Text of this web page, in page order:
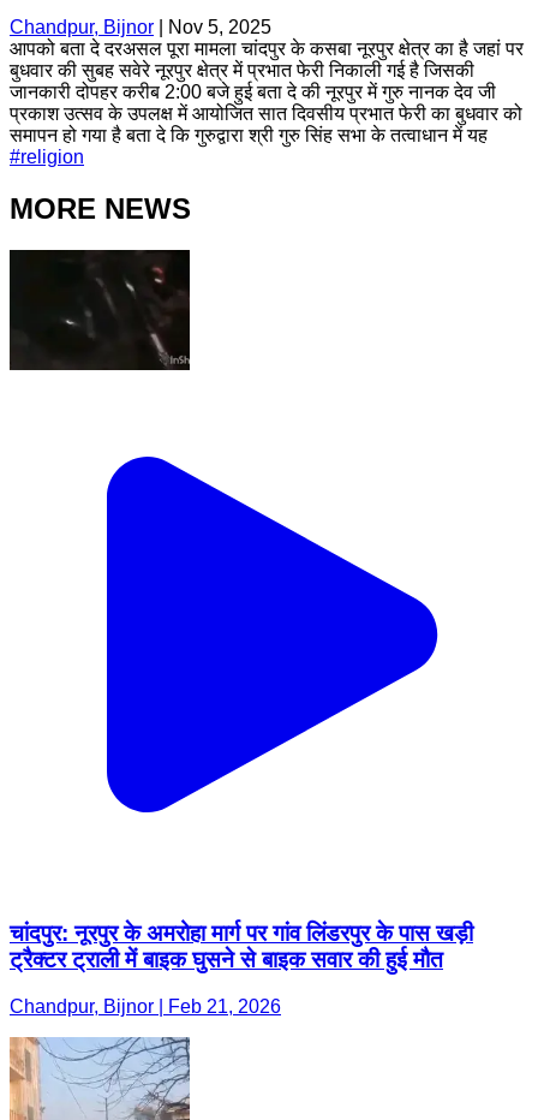
Chandpur, Bijnor
Nov 5, 2025
आपको बता दे दरअसल पूरा मामला चांदपुर के कसबा नूरपुर क्षेत्र का है जहां पर
बुधवार की सुबह सवेरे नूरपुर क्षेत्र में प्रभात फेरी निकाली गई है जिसकी
जानकारी दोपहर करीब 2:00 बजे हुई बता दे की नूरपुर में गुरु नानक देव जी
प्रकाश उत्सव के उपलक्ष में आयोजित सात दिवसीय प्रभात फेरी का बुधवार को
समापन हो गया है बता दे कि गुरुद्वारा श्री गुरु सिंह सभा के तत्वाधान में यह
#religion
MORE NEWS
चांदपुर: नूरपुर के अमरोहा मार्ग पर गांव लिंडरपुर के पास खड़ी
ट्रैक्टर ट्राली में बाइक घुसने से बाइक सवार की हुई मौत
Chandpur, Bijnor | Feb 21, 2026